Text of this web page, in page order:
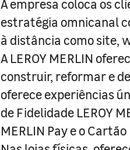
A empresa coloca os
estratégia omnicanal
à distância como site,
A LEROY MERLIN
construir, reformar e
oferece experiências
de Fidelidade LEROY
MERLIN Pay e o Cartão